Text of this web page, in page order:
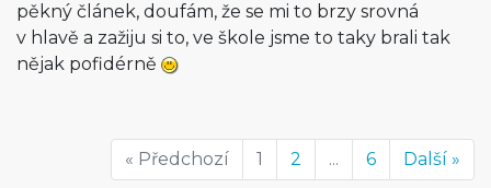
pěkný článek, doufám, že se mi to brzy srovná
v hlavě a zažiju si to, ve škole jsme to taky brali tak
nějak pofidérně
« Předchozí 1 2 ... 6 Další »